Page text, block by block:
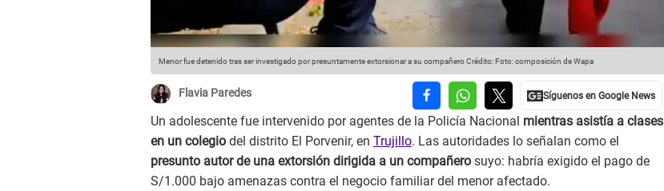
Menor fue detenido tras ser investigado por presuntamente extorsionar a su compañeroCrédito: Foto: composición de Wapa
Flavia Paredes
Un adolescente fue intervenido por agentes de la Policía Nacional mientras asistía a clases
en un colegio del distrito El Porvenir, en Trujillo. Las autoridades lo señalan como el
presunto autor de una extorsión dirigida a un compañero suyo: habría exigido el pago de
S/1.000 bajo amenazas contra el negocio familiar del menor afectado.